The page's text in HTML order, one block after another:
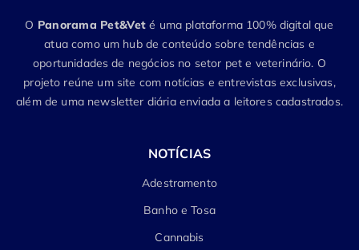
O Panorama Pet&Vet é uma plataforma 100% digital que
atua como um hub de conteúdo sobre tendências e
oportunidades de negócios no setor pet e veterinário. O
projeto reúne um site com notícias e entrevistas exclusivas,
além de uma newsletter diária enviada a leitores cadastrados.
NOTÍCIAS
Adestramento
Banho e Tosa
Cannabis